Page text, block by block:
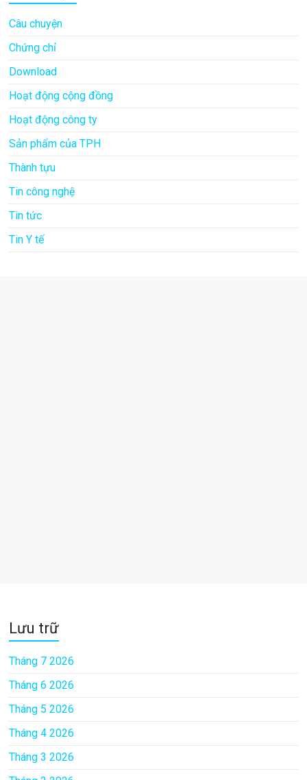
Câu chuyện
Chứng chỉ
Download
Hoạt động cộng đồng
Hoạt động công ty
Sản phẩm của TPH
Thành tựu
Tin công nghệ
Tin tức
Tin Y tế
Lưu trữ
Tháng 7 2026
Tháng 6 2026
Tháng 5 2026
Tháng 4 2026
Tháng 3 2026